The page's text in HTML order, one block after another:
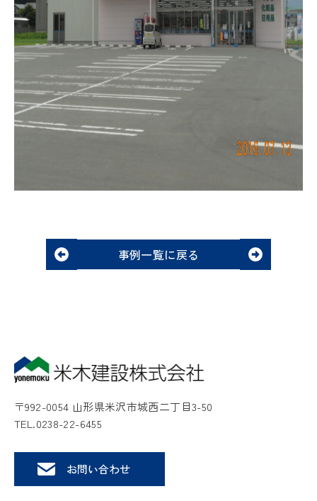
事例一覧に戻る
〒992-0054 山形県米沢市城西二丁目3-50
TEL.0238-22-6455
お問い合わせ